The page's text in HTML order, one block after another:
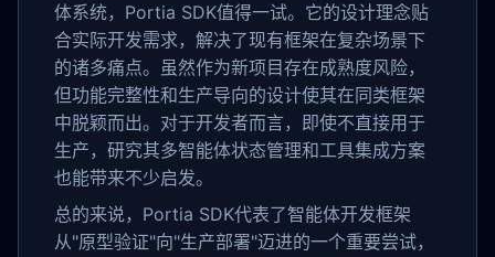
体系统，Portia SDK值得一试。它的设计理念贴
合实际开发需求，解决了现有框架在复杂场景下
的诸多痛点。虽然作为新项目存在成熟度风险，
但功能完整性和生产导向的设计使其在同类框架
中脱颖而出。对于开发者而言，即使不直接用于
生产，研究其多智能体状态管理和工具集成方案
也能带来不少启发。
总的来说，Portia SDK代表了智能体开发框架
从"原型验证"向"生产部署"迈进的一个重要尝试，